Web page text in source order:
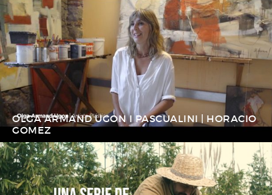
OLGA ARMAND UGON I PASCUALINI | HORACIO
GOMEZ